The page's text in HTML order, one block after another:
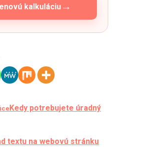
kalkuláciu →
Kedy potrebujete úradný
textu na webovú stránku